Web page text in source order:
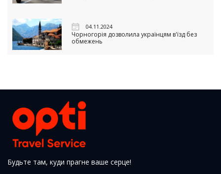
04.11.2024
Чорногорія дозволила українцям в'їзд без
обмежень
Будьте там, куди прагне ваше серце!